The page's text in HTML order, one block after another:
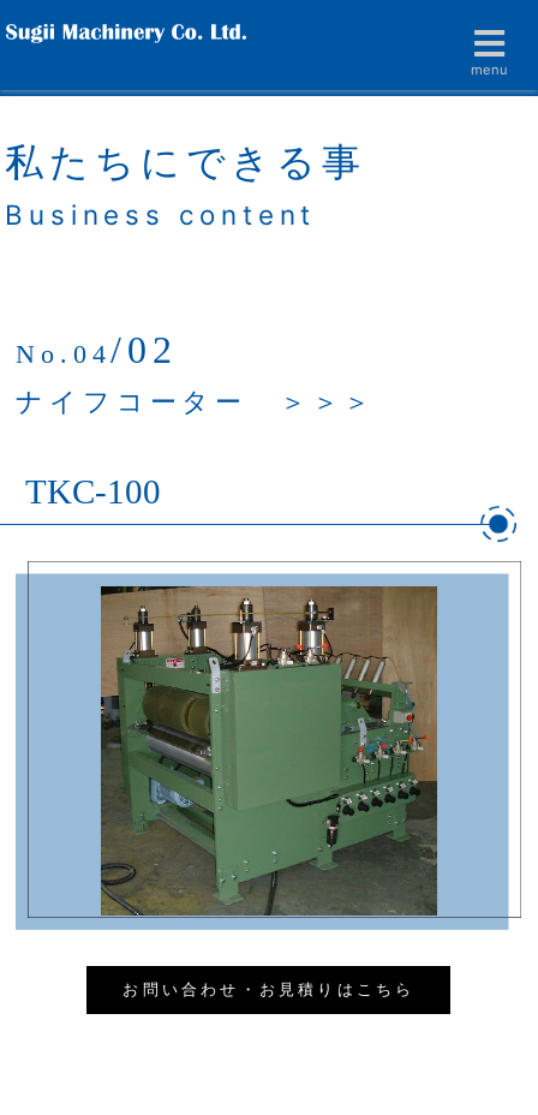
menu
私たちにできる事
Business content
No.04/02
ナイフコーター ＞＞＞
TKC-100
お問い合わせ・お見積りはこちら